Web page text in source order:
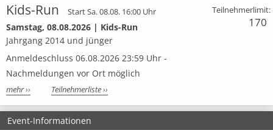
Kids-Run Start Sa. 08.08. 16:00 Uhr
Samstag, 08.08.2026 | Kids-Run
Jahrgang 2014 und jünger
Anmeldeschluss 06.08.2026 23:59 Uhr -
Nachmeldungen vor Ort möglich
mehr ›› Teilnehmerliste ››
Teilnehmerlimit:
170
Event-Informationen